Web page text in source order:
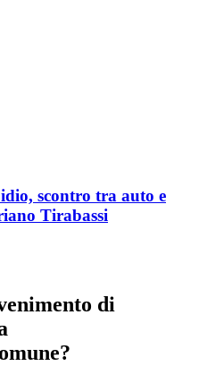
scontro tra auto e
Tirabassi
di